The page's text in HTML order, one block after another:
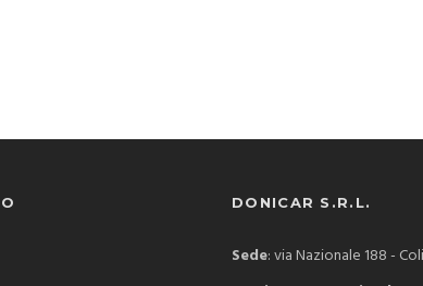
DONICAR S.R.L.
Sede: via Nazionale 188 -